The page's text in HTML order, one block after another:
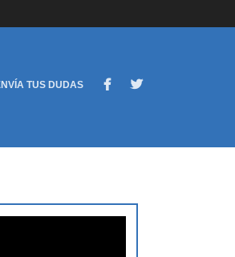
TUS DUDAS